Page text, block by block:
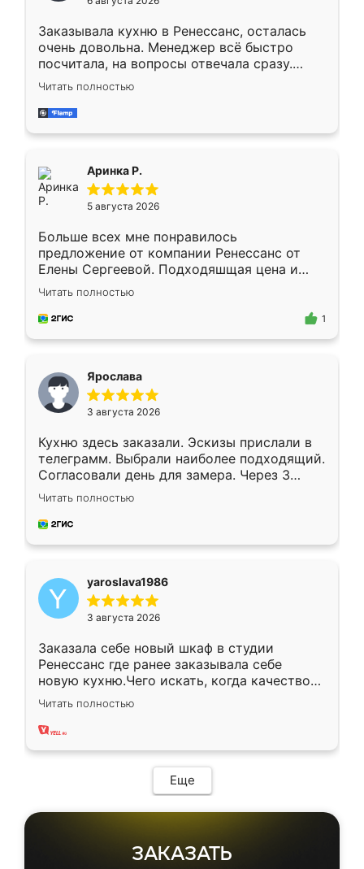
мебели буду заказывать только здесь.
Заказывала кухню в Ренессанс, осталась
очень довольна. Менеджер всё быстро
посчитала, на вопросы отвечала сразу.
Замерщик приехал в субботу, подошёл к
делу со всей ответственностью. Собрали
за день, ребята работали аккуратно, даже
Читать полностью
Аринка Р.
5 августа 2026
Больше всех мне понравилось
предложение от компании Ренессанс от
Елены Сергеевой. Подходяшщая цена и
короткие сроки изготовления. Приехавший
для замера сотрудник Владислав
предложил по моему эскизу самый
Читать полностью
1
Ярослава
3 августа 2026
Кухню здесь заказали. Эскизы прислали в
телеграмм. Выбрали наиболее подходящий.
Согласовали день для замера. Через 3
недели кухня была уже готова. Остались
довольны работой. Спасибо Ренессанс
мебель за качественную работу!
Читать полностью
yaroslava1986
3 августа 2026
Заказала себе новый шкаф в студии
Ренессанс где ранее заказывала себе
новую кухню.Чего искать, когда качеством
вполне довольна. Служит кухня уже почти
два года, нареканий нет.
Читать полностью
Еще
ЗАКАЗАТЬ